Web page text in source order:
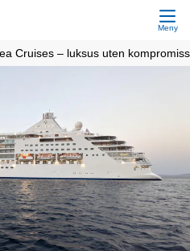
Meny
Cruises – luksus uten